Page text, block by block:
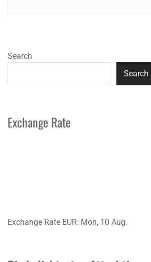
Search
Search
Exchange Rate
Exchange Rate EUR: Mon, 10 Aug.